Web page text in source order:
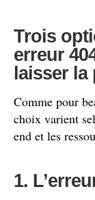
Trois
erreur
laisser la
Comme pour
choix varient
end et les
1.